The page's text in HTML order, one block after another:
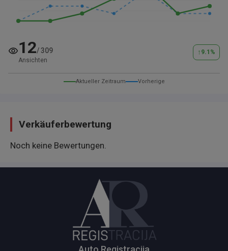
12/309
Ansichten
↑ 9.1 %
Aktueller Zeitraum Vorherige
Verkäuferbewertung
Noch keine Bewertungen.